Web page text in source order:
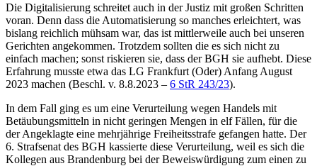
Die Digitalisierung schreitet auch in der Justiz mit großen Schritten
voran. Denn dass die Automatisierung so manches erleichtert, was
bislang reichlich mühsam war, das ist mittlerweile auch bei unseren
Gerichten angekommen. Trotzdem sollten die es sich nicht zu
einfach machen; sonst riskieren sie, dass derBGH sie aufhebt. Diese
Erfahrung musste etwa das LG Frankfurt (Oder) Anfang August
2023 machen (Beschl. v. 8.8.2023 – 6 StR 243/23).
In dem Fall ging es um eine Verurteilung wegen Handels mit
Betäubungsmitteln in nicht geringen Mengen in elf Fällen, für die
der Angeklagte eine mehrjährige Freiheitsstrafe gefangen hatte. Der
6. Strafsenat des BGH kassierte diese Verurteilung, weil es sich die
Kollegen aus Brandenburg bei der Beweiswürdigung zum einen zu